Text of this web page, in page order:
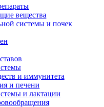
вещества
системы и почек
и иммунитета
и печени
и лактации